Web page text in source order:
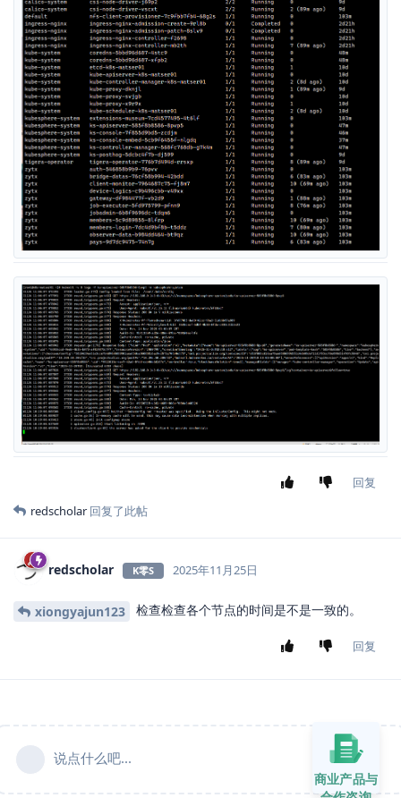
回复
redscholar 回复了此帖
redscholar K零S 2025年11月25日
xiongyajun123 检查检查各个节点的时间是不是一致的。
回复
说点什么吧...
商业产品与